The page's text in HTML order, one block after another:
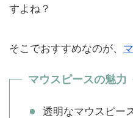
すよね？
そこでおすすめなのが、
マウスピースの魅力
透明なマウスピー